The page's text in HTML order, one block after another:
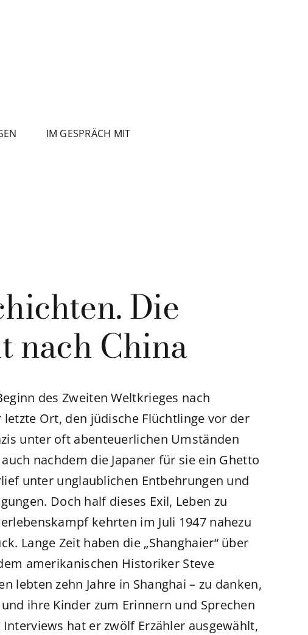
IM GESPRÄCH MIT
Die
nach China
des Zweiten Weltkrieges nach
Ort, den jüdische Flüchtlinge vor der
unter oft abenteuerlichen Umständen
nachdem die Japaner für sie ein Ghetto
unter unglaublichen Entbehrungen und
Doch half dieses Exil, Leben zu
kehrten im Juli 1947 nahezu
Lange Zeit haben die „Shanghaier“ über
amerikanischen Historiker Steve
lebten zehn Jahre in Shanghai – zu danken,
ihre Kinder zum Erinnern und Sprechen
hat er zwölf Erzähler ausgewählt,